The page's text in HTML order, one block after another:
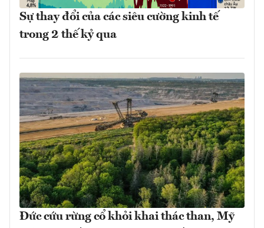
Sự thay đổi của các siêu cường kinh tế
trong 2 thế kỷ qua
Đức cứu rừng cổ khỏi khai thác than, Mỹ